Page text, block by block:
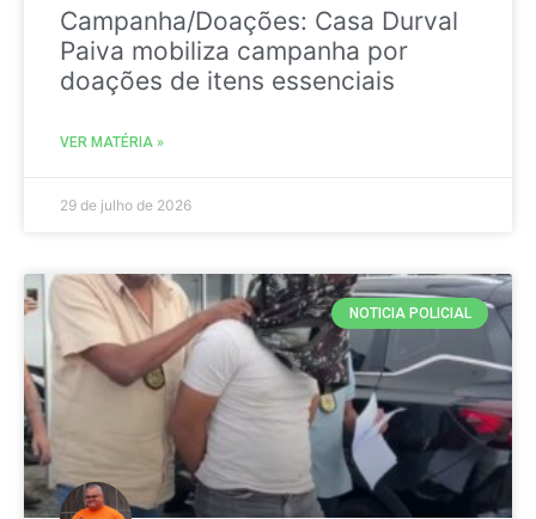
Campanha/Doações: Casa Durval
Paiva mobiliza campanha por
doações de itens essenciais
VER MATÉRIA »
29 de julho de 2026
NOTICIA POLICIAL